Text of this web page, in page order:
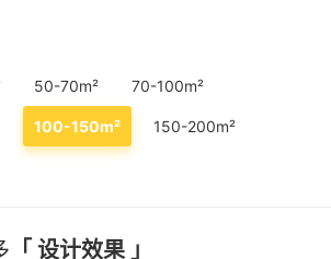
50-70m² 70-100m²
100-150m² 150-200m²
「 设计效果 」